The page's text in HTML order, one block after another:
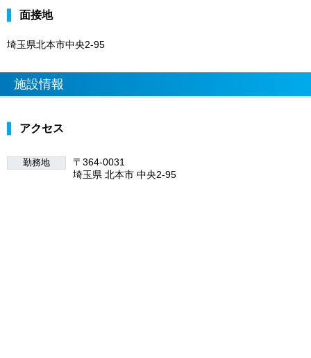
面接地
埼玉県北本市中央2-95
施設情報
アクセス
勤務地
〒364-0031
埼玉県 北本市 中央2-95